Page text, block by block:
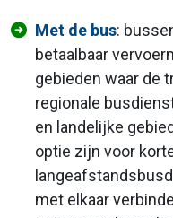
Met de bus:
betaalbaar
gebieden waar de
regionale
en landelijke
optie zijn voor
met elkaar